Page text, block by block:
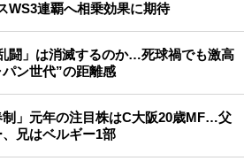
WS3連覇へ相乗効果に期待
闘」は消滅するのか…死球禍でも激高
ン世代”の距離感
」元年の注目株はC大阪20歳MF…父
兄はベルギー1部